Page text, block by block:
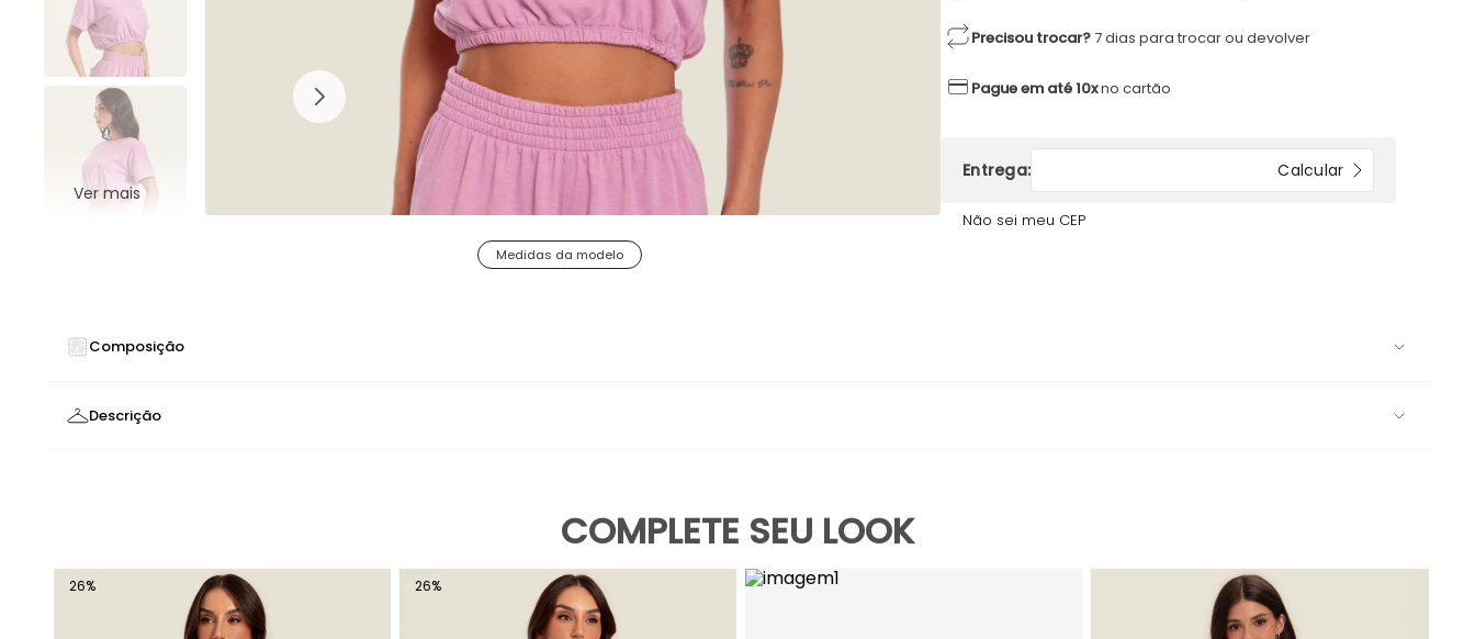
Ver mais
Precisou trocar?7 dias para trocar ou devolver
Pague em até 10xno cartão
Não sei meu CEP
Medidas da modelo
Composição
Descrição
Bolsos - Funcionalidade e praticidade para guardar seus pertences
Tecido Moletom - Toque macio e confortável para uso prolongado
Cós Elástico Franzido - Ajuste perfeito e conforto durante todo o dia
COMPLETE SEU LOOK
26% 26%